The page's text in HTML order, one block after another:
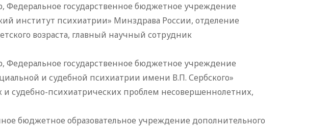
Федеральное государственное бюджетное учреждение
институт психиатрии» Минздрава России, отделение
возраста, главный научный сотрудник
Федеральное государственное бюджетное учреждение
и судебной психиатрии имени В.П. Сербского»
судебно-психиатрических проблем несовершеннолетних,
бюджетное образовательное учреждение дополнительного